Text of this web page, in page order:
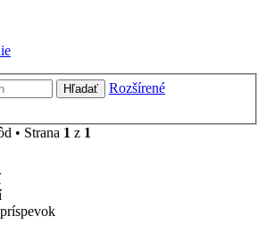
Hľadať
Rozšírené
• Strana 1 z 1